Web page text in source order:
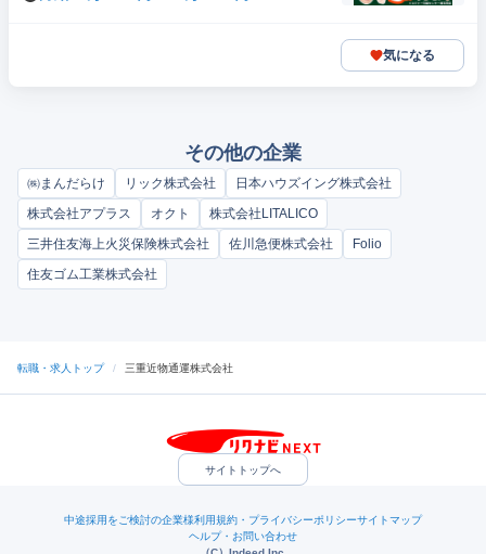
気になる
その他の企業
㈱まんだらけ リック株式会社
日本ハウズイング株式会社
株式会社アプラス
オクト
株式会社LITALICO
三井住友海上火災保険株式会社
佐川急便株式会社
Folio
住友ゴム工業株式会社
転職・求人トップ / 三重近物通運株式会社
サイトトップへ
中途採用をご検討の企業様利用規約・プライバシーポリシーサイトマップ
ヘルプ・お問い合わせ